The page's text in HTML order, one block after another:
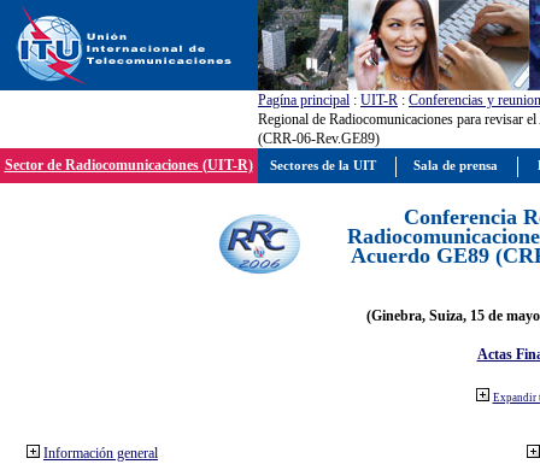
Pagína principal : UIT-R : Conferencias y
Regional de Radiocomunicaciones para revisar
(CRR-06-Rev.GE89)
Sector de Radiocomunicaciones (UIT-R)
Conferencia
Acuerdo GE89
(Ginebra, Suiza, 15 de
Actas
Expandir
Información general
Sectores de la UIT Sala de prensa